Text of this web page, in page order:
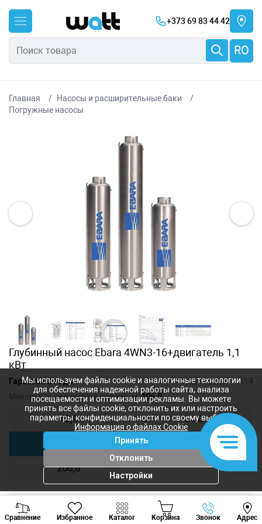
+373 69 83 44 42
RO
Главная
Насосы и расширительные баки
Погружные насосы
Глубинный насос Ebara 4WN3-16+двигатель 1,1
кВт
Гарантия 2 года Код товара:16414
Максимальная высота напора, м:106,0
45,0 54,0
200,0
11 760
Сравнение Избранное Каталог Корзина Звонок Адрес
Viber Whatsapp
Мы используем файлы cookie и аналогичные технологии
для обеспечения надежной работы сайта, анализа
посещаемости и оптимизации рекламы. Вы можете
принять все файлы cookie, отклонить их или настроить
параметры конфиденциальности по своему выбору.
Информация о файлах Cookie
Принять
Отклонить
Настройки